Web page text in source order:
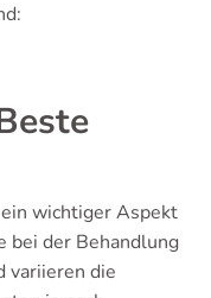
wichtiger Aspekt
bei der Behandlung
variieren die